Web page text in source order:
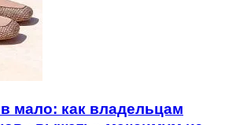
мало: как владельцам